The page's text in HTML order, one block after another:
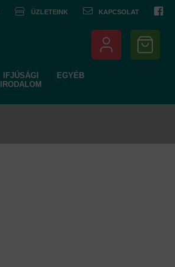
ÜZLETEINK KAPCSOLAT
IFJÚSÁGI
IRODALOM
EGYÉB